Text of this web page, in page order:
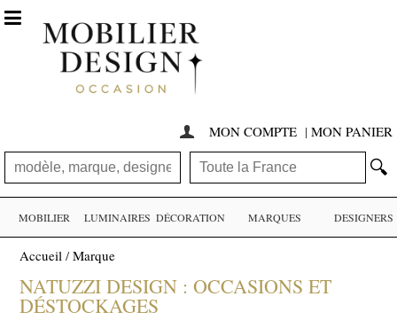
 MON COMPTE | MON PANIER
🔍

MOBILIER LUMINAIRES DÉCORATION MARQUES DESIGNERS
Accueil /Marque
NATUZZI DESIGN : OCCASIONS ET
DÉSTOCKAGES